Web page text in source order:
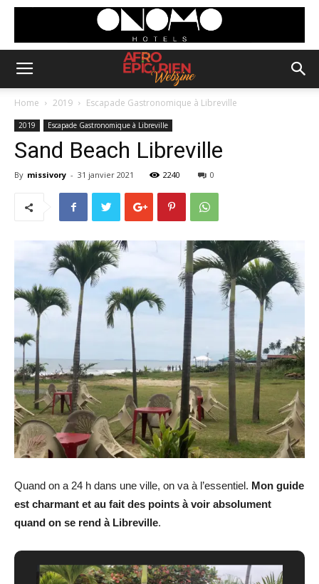
Home 2019 Escapade Gastronomique à Libreville
2019 Escapade Gastronomique à Libreville
Sand Beach Libreville
By missivory - 31 janvier 2021 2240 0
Quand on a 24 h dans une ville, on va à l’essentiel. Mon guide
est charmant et au fait des points à voir absolument
quand on se rend à Libreville.